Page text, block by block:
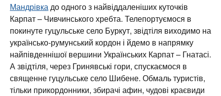
Мандрівкадо одного з найвіддаленіших куточків
Карпат – Чивчинського хребта. Телепортуємося в
покинуте гуцульське село Буркут, звідтіля виходимо на
українсько-румунський кордон і йдемо в напрямку
найпівденнішої вершини Українських Карпат – Гнатасі.
А звідтіля, через Гринявські гори, спускаємося в
священне гуцульське село Шибене. Обмаль туристів,
тільки прикордонники, збирачі афин, чудові краєвиди